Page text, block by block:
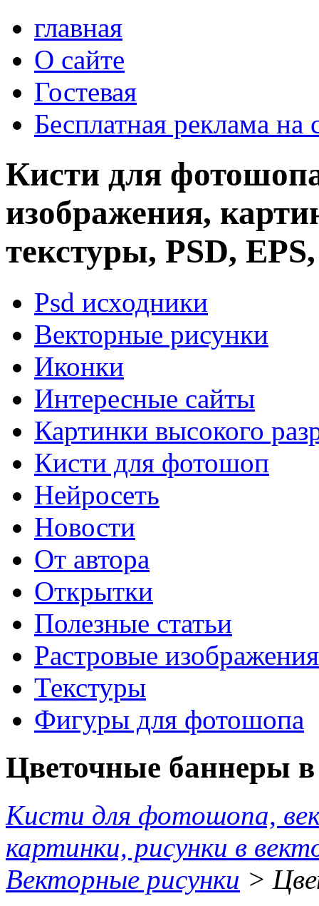
главная
О сайте
Гостевая
Бесплатная реклама на
Кисти для
изображения,
текстуры, PSD,
Psd исходники
Векторные рисунки
Иконки
Интересные сайты
Картинки высокого
Кисти для фотошоп
Нейросеть
Новости
От автора
Открытки
Полезные статьи
Растровые изображения
Текстуры
Фигуры для фотошопа
Цветочные баннеры в
Кисти для фотошопа,
картинки, рисунки в
Векторные рисунки >